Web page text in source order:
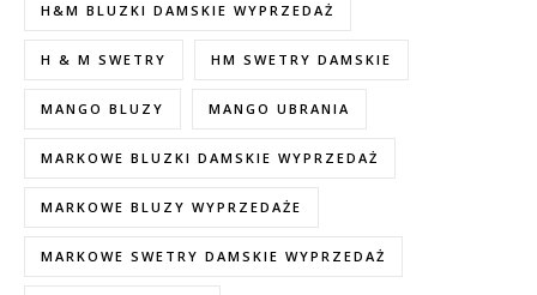
H&M BLUZKI DAMSKIE WYPRZEDAŻ
H & M SWETRY HM SWETRY DAMSKIE
MANGO BLUZY MANGO UBRANIA
MARKOWE BLUZKI DAMSKIE WYPRZEDAŻ
MARKOWE BLUZY WYPRZEDAŻE
MARKOWE SWETRY DAMSKIE WYPRZEDAŻ